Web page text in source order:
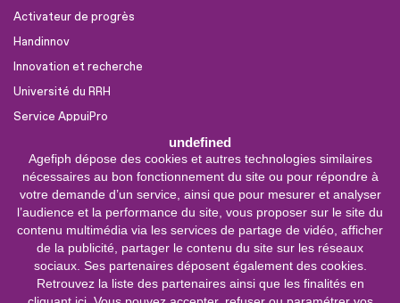
undefined
Agefiph dépose des cookies et autres technologies similaires
nécessaires au bon fonctionnement du site ou pour répondre à
votre demande d’un service, ainsi que pour mesurer et analyser
l’audience et la performance du site, vous proposer sur le site du
contenu multimédia via les services de partage de vidéo, afficher
de la publicité, partager le contenu du site sur les réseaux
sociaux. Ses partenaires déposent également des cookies.
Retrouvez la liste des partenaires ainsi que les finalités en
Activateur de progrès
Handinnov
Innovation et recherche
Université du RRH
Service AppuiPro
Nous suivre
Youtube
Linkedin
Facebook